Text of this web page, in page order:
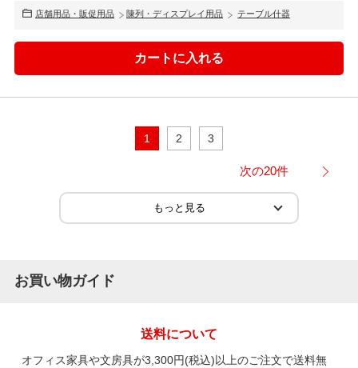
店舗用品・販促用品 陳列・ディスプレイ用品 テーブル什器
1 2 3
次の20件
お買い物ガイド
送料について
オフィス家具や文房具が3,300円(税込)以上のご注文で送料無